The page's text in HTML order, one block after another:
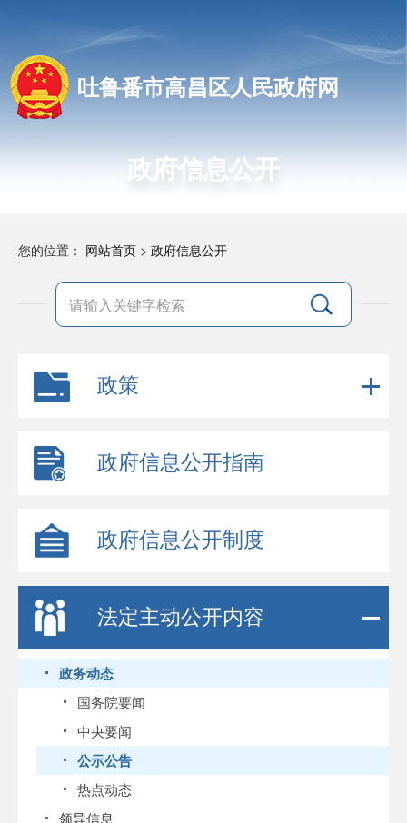
吐鲁番市高昌区人民政府网
政府信息公开
您的位置： 网站首页 > 政府信息公开
政策
政府信息公开指南
政府信息公开制度
法定主动公开内容
政务动态
国务院要闻
中央要闻
公示公告
热点动态
领导信息